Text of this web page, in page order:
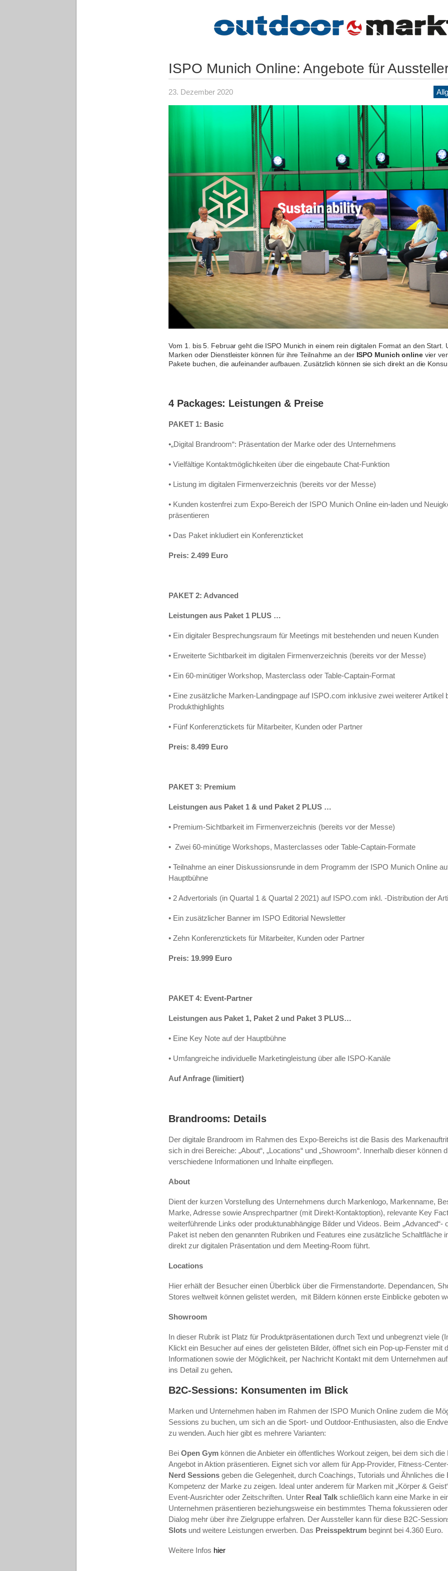
ISPO Munich Online: Angebote für
23. Dezember 2020
Vom 1. bis 5. Februar geht die ISPO Munich in einem rein digitalen Format an den Start.
Marken oder Dienstleister können für ihre Teilnahme an der ISPO Munich online vier
Pakete buchen, die aufeinander aufbauen. Zusätzlich können sie sich direkt an die
4 Packages: Leistungen & Preise
PAKET 1: Basic
•„Digital Brandroom“: Präsentation der Marke oder des Unternehmens
• Vielfältige Kontaktmöglichkeiten über die eingebaute Chat-Funktion
• Listung im digitalen Firmenverzeichnis (bereits vor der Messe)
• Kunden kostenfrei zum Expo-Bereich der ISPO Munich Online ein-laden und
präsentieren
• Das Paket inkludiert ein Konferenzticket
Preis: 2.499 Euro
PAKET 2: Advanced
Leistungen aus Paket 1 PLUS …
• Ein digitaler Besprechungsraum für Meetings mit bestehenden und neuen Kunden
• Erweiterte Sichtbarkeit im digitalen Firmenverzeichnis (bereits vor der Messe)
• Ein 60-minütiger Workshop, Masterclass oder Table-Captain-Format
• Eine zusätzliche Marken-Landingpage auf ISPO.com inklusive zwei weiterer Artikel
Produkthighlights
• Fünf Konferenztickets für Mitarbeiter, Kunden oder Partner
Preis: 8.499 Euro
PAKET 3: Premium
Leistungen aus Paket 1 & und Paket 2 PLUS …
• Premium-Sichtbarkeit im Firmenverzeichnis (bereits vor der Messe)
• Zwei 60-minütige Workshops, Masterclasses oder Table-Captain-Formate
• Teilnahme an einer Diskussionsrunde in dem Programm der ISPO Munich Online
Hauptbühne
• 2 Advertorials (in Quartal 1 & Quartal 2 2021) auf ISPO.com inkl. -Distribution der
• Ein zusätzlicher Banner im ISPO Editorial Newsletter
• Zehn Konferenztickets für Mitarbeiter, Kunden oder Partner
Preis: 19.999 Euro
PAKET 4: Event-Partner
Leistungen aus Paket 1, Paket 2 und Paket 3 PLUS…
• Eine Key Note auf der Hauptbühne
• Umfangreiche individuelle Marketingleistung über alle ISPO-Kanäle
Auf Anfrage (limitiert)
Brandrooms: Details
Der digitale Brandroom im Rahmen des Expo-Bereichs ist die Basis des
sich in drei Bereiche: „About“, „Locations“ und „Showroom“. Innerhalb dieser können
verschiedene Informationen und Inhalte einpflegen.
About
Dient der kurzen Vorstellung des Unternehmens durch Markenlogo, Markenname,
Marke, Adresse sowie Ansprechpartner (mit Direkt-Kontaktoption), relevante Key
weiterführende Links oder produktunabhängige Bilder und Videos. Beim „Advanced“-
Paket ist neben den genannten Rubriken und Features eine zusätzliche Schaltfläche
direkt zur digitalen Präsentation und dem Meeting-Room führt.
Locations
Hier erhält der Besucher einen Überblick über die Firmenstandorte. Dependancen,
Stores weltweit können gelistet werden, mit Bildern können erste Einblicke geboten
Showroom
In dieser Rubrik ist Platz für Produktpräsentationen durch Text und unbegrenzt viele
Klickt ein Besucher auf eines der gelisteten Bilder, öffnet sich ein Pop-up-Fenster mit
Informationen sowie der Möglichkeit, per Nachricht Kontakt mit dem Unternehmen
ins Detail zu gehen.
B2C-Sessions: Konsumenten im Blick
Marken und Unternehmen haben im Rahmen der ISPO Munich Online zudem die
Sessions zu buchen, um sich an die Sport- und Outdoor-Enthusiasten, also die
zu wenden. Auch hier gibt es mehrere Varianten:
BeiOpen Gym können die Anbieter ein öffentliches Workout zeigen, bei dem sich die
Angebot in Aktion präsentieren. Eignet sich vor allem für App-Provider, Fitness-
Nerd Sessionsgeben die Gelegenheit, durch Coachings, Tutorials und Ähnliches die
Kompetenz der Marke zu zeigen. Ideal unter anderem für Marken mit „Körper &
Event-Ausrichter oder Zeitschriften. Unter Real Talk schließlich kann eine Marke in
Unternehmen präsentieren beziehungsweise ein bestimmtes Thema fokussieren
Dialog mehr über ihre Zielgruppe erfahren. Der Aussteller kann für diese B2C-
Slots und weitere Leistungen erwerben. Das Preisspektrum beginnt bei 4.360 Euro.
Weitere Infos hier